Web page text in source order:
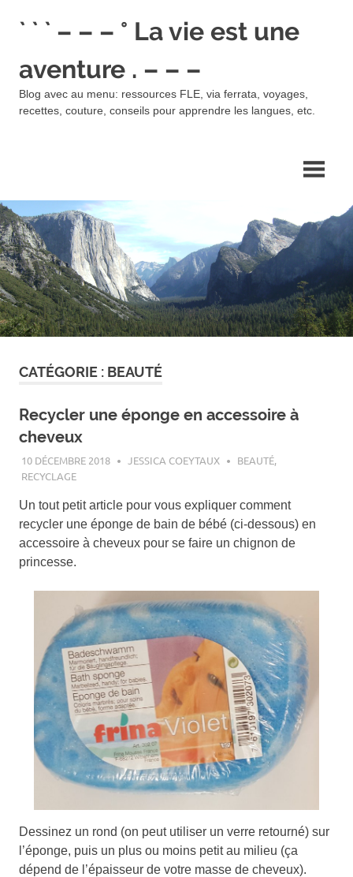
` ` ` – – – ° La vie est une
aventure . – – –
Blog avec au menu: ressources FLE, via ferrata, voyages,
recettes, couture, conseils pour apprendre les langues, etc.
CATÉGORIE : BEAUTÉ
Recycler une éponge en accessoire à
cheveux
10 DÉCEMBRE 2018 JESSICA COEYTAUX BEAUTÉ,
RECYCLAGE
Un tout petit article pour vous expliquer comment
recycler une éponge de bain de bébé (ci-dessous) en
accessoire à cheveux pour se faire un chignon de
princesse.
Dessinez un rond (on peut utiliser un verre retourné) sur
l’éponge, puis un plus ou moins petit au milieu (ça
dépend de l’épaisseur de votre masse de cheveux).